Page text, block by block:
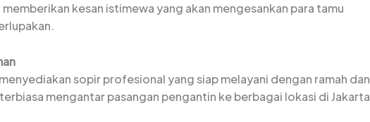
kesan istimewa yang akan mengesankan para tamu
sopir profesional yang siap melayani dengan ramah dan
mengantar pasangan pengantin ke berbagai lokasi di Jakarta